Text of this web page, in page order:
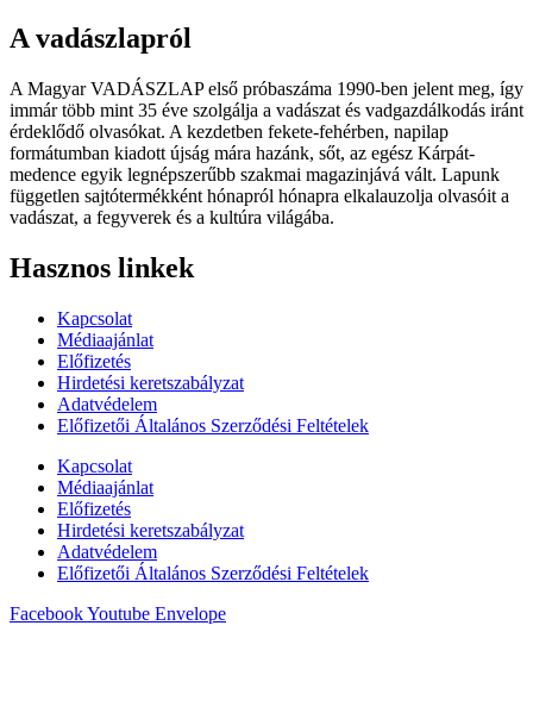
A vadászlapról
A Magyar VADÁSZLAP első próbaszáma 1990-ben jelent meg, így
immár több mint 35 éve szolgálja a vadászat és vadgazdálkodás iránt
érdeklődő olvasókat. A kezdetben fekete-fehérben, napilap
formátumban kiadott újság mára hazánk, sőt, az egész Kárpát-
medence egyik legnépszerűbb szakmai magazinjává vált. Lapunk
független sajtótermékként hónapról hónapra elkalauzolja olvasóit a
vadászat, a fegyverek és a kultúra világába.
Hasznos linkek
Kapcsolat
Médiaajánlat
Előfizetés
Hirdetési keretszabályzat
Adatvédelem
Előfizetői Általános Szerződési Feltételek
Kapcsolat
Médiaajánlat
Előfizetés
Hirdetési keretszabályzat
Adatvédelem
Előfizetői Általános Szerződési Feltételek
FacebookYoutube Envelope